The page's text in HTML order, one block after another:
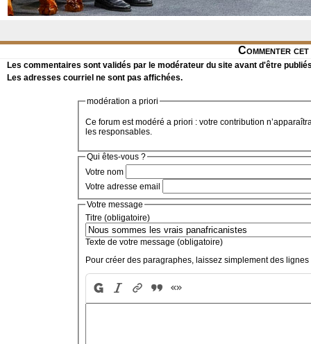
Commenter
Les commentaires sont validés par le modérateur du site avant d'être
Les adresses courriel ne sont pas affichées.
modération a priori
Ce forum est modéré a priori : votre contribution
les responsables.
Qui êtes-vous ?
Votre nom
Votre adresse email
Votre message
Titre (obligatoire)
Texte de votre message (obligatoire)
Pour créer des paragraphes, laissez simplement des lignes